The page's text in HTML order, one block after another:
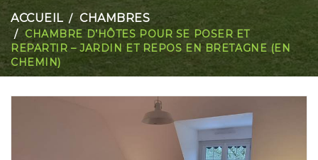
ACCUEIL CHAMBRES
CHAMBRE D’HÔTES POUR SE POSER ET
REPARTIR – JARDIN ET REPOS EN BRETAGNE (EN
CHEMIN)